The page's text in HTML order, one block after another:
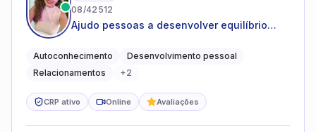
08/42512
Ajudo pessoas a desenvolver equilíbrio
Autoconhecimento
Desenvolvimento pessoal
Relacionamentos
+2
CRP ativo Online Avaliações